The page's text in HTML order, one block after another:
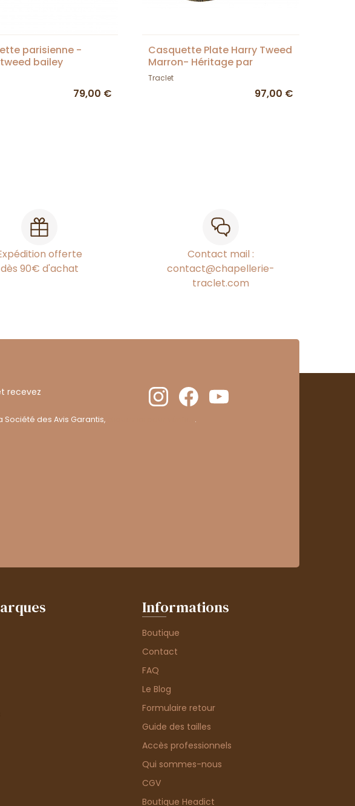
parisienne -
bailey
79,00 €
Casquette Plate Harry Tweed
Marron- Héritage par
Laulhère
Traclet
97,00 €
offerte
dès 90€ d'achat
Contact mail :
contact@chapellerie-
traclet.com
recevez
des Avis Garantis, .
Informations
Boutique
Contact
FAQ
Le Blog
Formulaire retour
Guide des tailles
Accès professionnels
Qui sommes-nous
CGV
Boutique Headict